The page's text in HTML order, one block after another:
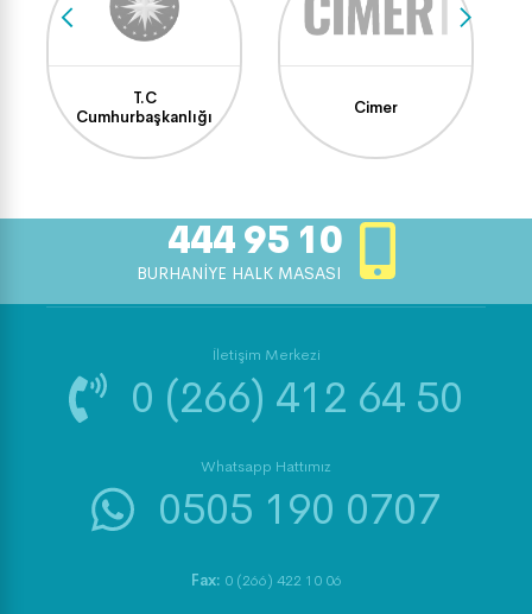
T.C
Cumhurbaşkanlığı
Cimer
444 95 10
BURHANİYE HALK MASASI
İletişim Merkezi
0 (266) 412 64 50
Whatsapp Hattımız
0505 190 0707
Fax: 0 (266) 422 10 06